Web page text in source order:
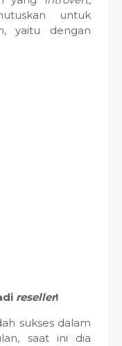
untuk
yaitu dengan
reseller!
sukses dalam
saat ini dia